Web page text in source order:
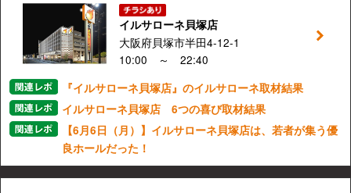
イルサローネ貝塚店
大阪府貝塚市半田4-12-1
10:00 ～ 22:40
『イルサローネ貝塚店』のイルサローネ取材結果
イルサローネ貝塚店 6つの喜び取材結果
【6月6日（月）】イルサローネ貝塚店は、若者が集う優
良ホールだった！